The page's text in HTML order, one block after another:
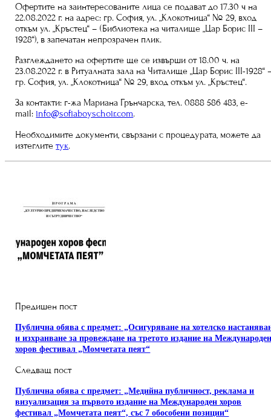
Офертите на заинтересованите лица се подават до 17.30 ч на
22.08.2022 г. на адрес: гр. София, ул. „Клокотница“ № 29, вход
откъм ул. „Кръстец“ – (Библиотека на читалище „Цар Борис ІІІ –
1928“), в запечатан непрозрачен плик.
Разглеждането на офертите ще се извърши от 18.00 ч. на
23.08.2022 г. в Ритуалната зала на Читалище „Цар Борис ІІІ-1928“
гр. София, ул. „Клокотница“ № 29, вход откъм ул. „Кръстец“.
За контакти: г-жа Мариана Грънчарска, тел. 0888 586 483, e-
mail: info@sofiaboyschoir.com.
Необходимите документи, свързани с процедурата, можете да
изтеглитетук.
Предишен пост
Публична обява с предмет: „Осигуряване на хотелско
и изхранване за провеждане на третото издание на
хоров фестивал „Момчетата пеят“
Следващ пост
Публична обява с предмет: „Медийна публичност, реклама и
визуализация за първото издание на Международен хоров
фестивал „Момчетата пеят“, със 7 обособени позиции“